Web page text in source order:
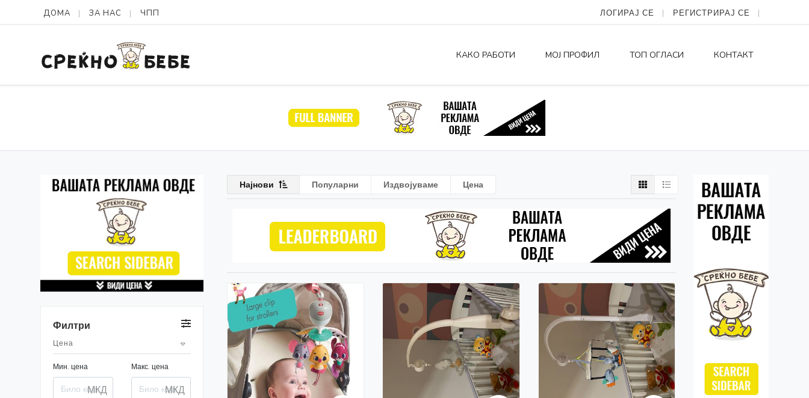
ДОМА ЗА НАС ЧПП ЛОГИРАЈ СЕ РЕГИСТРИРАЈ СЕ
КАКО РАБОТИ МОЈ ПРОФИЛ ТОП ОГЛАСИ КОНТАКТ
Филтри
Цена
Мин. цена
МКД
Макс. цена
МКД
Најнови Популарни Издвојуваме Цена